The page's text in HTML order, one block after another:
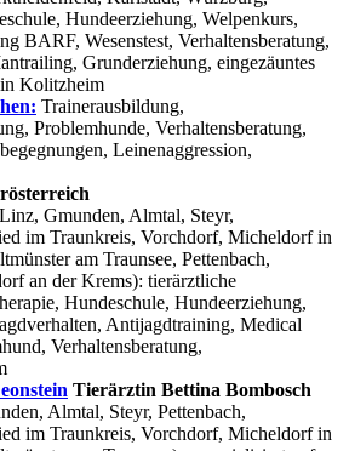
Hundeerziehung, Welpenkurs,
BARF, Wesenstest, Verhaltensberatung,
Grunderziehung, eingezäuntes
Kolitzheim
Trainerausbildung,
Problemhunde, Verhaltensberatung,
Leinenaggression,
Gmunden, Almtal, Steyr,
im Traunkreis, Vorchdorf, Micheldorf in
am Traunsee, Pettenbach,
an der Krems): tierärztliche
Hundeschule, Hundeerziehung,
Antijagdtraining, Medical
Verhaltensberatung,
Tierärztin Bettina Bombosch
Almtal, Steyr, Pettenbach,
im Traunkreis, Vorchdorf, Micheldorf in